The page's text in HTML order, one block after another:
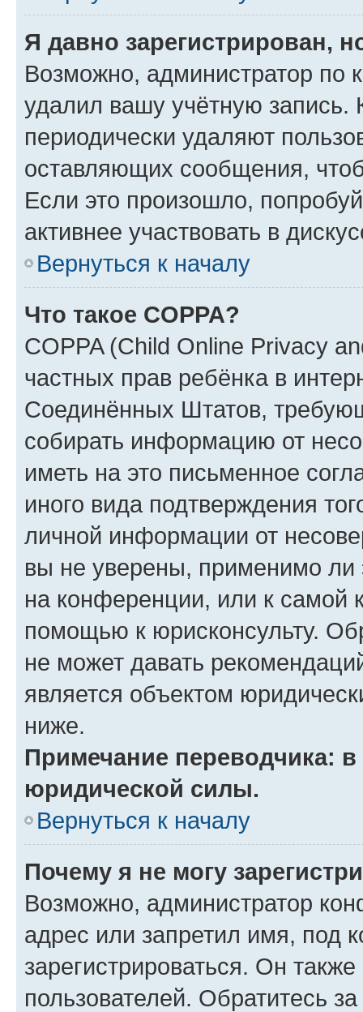
Я давно зарегистрирован,
Возможно, администратор по
удалил вашу учётную запись.
периодически удаляют
оставляющих сообщения,
Если это произошло,
активнее участвовать в
Вернуться к началу
Что такое COPPA?
COPPA (Child Online Privacy
частных прав ребёнка в
Соединённых Штатов,
собирать информацию от
иметь на это письменное
иного вида подтверждения
личной информации от
вы не уверены, применимо ли
на конференции, или к самой
помощью к юрисконсульту.
не может давать
является объектом
ниже.
Примечание переводчика:
юридической силы.
Вернуться к началу
Почему я не могу
Возможно, администратор
адрес или запретил имя, под
зарегистрироваться. Он
пользователей. Обратитесь